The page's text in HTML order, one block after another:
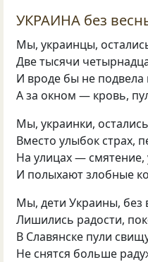
УКРАИНА без
Мы, украинцы,
Две тысячи
И вроде бы не подвела
А за окном — кровь,
Мы, украинки,
Вместо улыбок страх,
На улицах — смятение,
И полыхают злобные
Мы, дети Украины, без
Лишились радости,
В Славянске пули
Не снятся больше